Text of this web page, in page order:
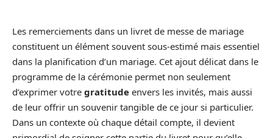
Les remerciements dans un livret de messe de mariage
constituent un élément souvent sous-estimé mais essentiel
dans la planification d’un mariage. Cet ajout délicat dans le
programme de la cérémonie permet non seulement
d’exprimer votre gratitude envers les invités, mais aussi
de leur offrir un souvenir tangible de ce jour si particulier.
Dans un contexte où chaque détail compte, il devient